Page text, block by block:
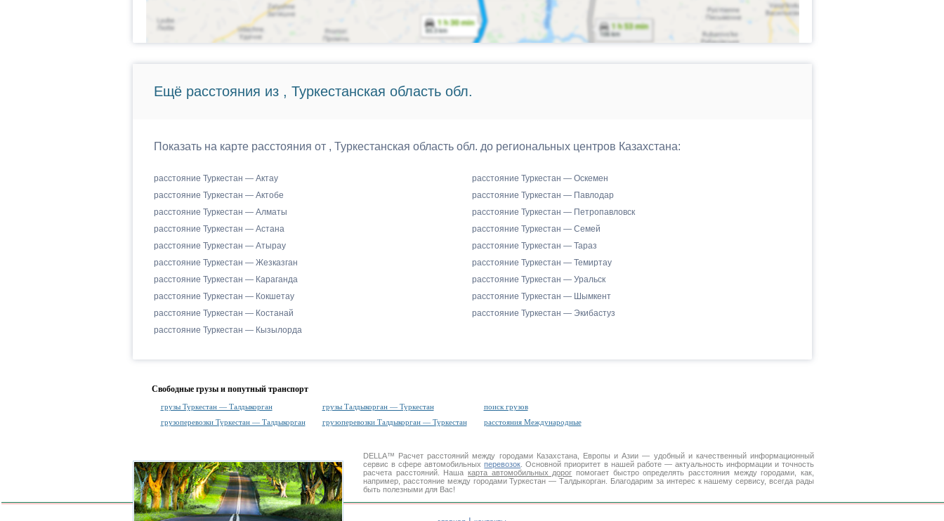
Ещё расстояния из , Туркестанская область обл.
Показать на карте расстояния от , Туркестанская область обл. до региональных центров Казахстана:
расстояние Туркестан — Актау
расстояние Туркестан — Актобе
расстояние Туркестан — Алматы
расстояние Туркестан — Астана
расстояние Туркестан — Атырау
расстояние Туркестан — Жезказган
расстояние Туркестан — Караганда
расстояние Туркестан — Кокшетау
расстояние Туркестан — Костанай
расстояние Туркестан — Кызылорда
расстояние Туркестан — Оскемен
расстояние Туркестан — Павлодар
расстояние Туркестан — Петропавловск
расстояние Туркестан — Семей
расстояние Туркестан — Тараз
расстояние Туркестан — Темиртау
расстояние Туркестан — Уральск
расстояние Туркестан — Шымкент
расстояние Туркестан — Экибастуз
Свободные грузы и попутный транспорт
грузы Туркестан — Талдыкорган грузы Талдыкорган — Туркестан
поиск грузов
грузоперевозки Туркестан — Талдыкорган
грузоперевозки Талдыкорган — Туркестан расстояния Международные
DELLA™ Расчет расстояний между городами Казахстана, Европы и Азии — удобный и качественный информационный
сервис в сфере автомобильныхперевозок . Основной приоритет в нашей работе — актуальность информации и точность
расчета расстояний. Наша карта автомобильных дорог помогает быстро определять расстояния между городами, как,
например, расстояние между городами Туркестан — Талдыкорган. Благодарим за интерес к нашему сервису, всегда рады
быть полезными для Вас!